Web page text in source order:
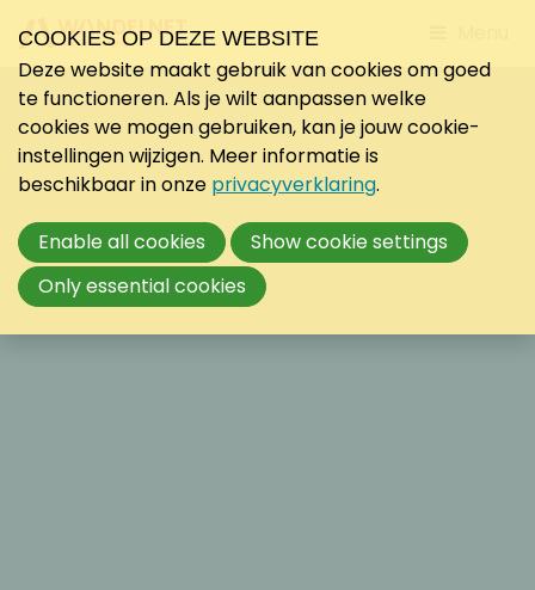
to
COOKIES OP DEZE WEBSITE
Deze website maakt gebruik van cookies om goed
te functioneren. Als je wilt aanpassen welke
cookies we mogen gebruiken, kan je jouw cookie-
instellingen wijzigen. Meer informatie is
beschikbaar in onze privacyverklaring.
Enable all cookies
Show cookie settings
Only essential cookies